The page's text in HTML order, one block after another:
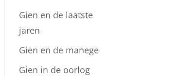
Gien en de laatste
jaren
Gien en de manege
Gien in de oorlog